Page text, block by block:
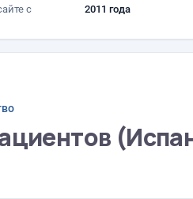
с
2011 года